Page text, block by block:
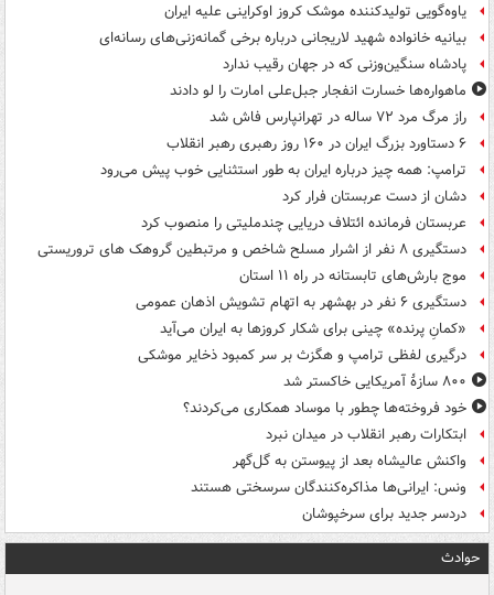
یاوه‌گویی تولیدکننده موشک کروز اوکراینی علیه ایران
بیانیه خانواده شهید لاریجانی درباره برخی گمانه‌زنی‌های رسانه‌ای
پادشاه سنگین‌وزنی که در جهان رقیب ندارد
ماهواره‌ها خسارت انفجار جبل‌علی امارت را لو دادند
راز مرگ مرد ۷۲ ساله در تهرانپارس فاش شد
۶ دستاورد بزرگ ایران در ۱۶۰ روز رهبری رهبر انقلاب
ترامپ: همه چیز درباره ایران به طور استثنایی خوب پیش می‌رود
دشان از دست عربستان فرار کرد
عربستان فرمانده ائتلاف دریایی چندملیتی را منصوب کرد
دستگیری ۸ نفر از اشرار مسلح شاخص و مرتبطین گروهک های تروریستی
موج بارش‌های تابستانه در راه ۱۱ استان
دستگیری ۶ نفر در بهشهر به اتهام تشویش اذهان عمومی
«کمانِ پرنده» چینی برای شکار کروزها به ایران می‌آید
درگیری لفظی ترامپ و هگزث بر سر کمبود ذخایر موشکی
۸۰۰ سازۀ آمریکایی خاکستر شد
خود فروخته‌ها چطور با موساد همکاری می‌کردند؟
ابتکارات رهبر انقلاب در میدان نبرد
واکنش عالیشاه بعد از پیوستن به گل‌گهر
ونس: ایرانی‌ها مذاکره‌کنندگان سرسختی هستند
دردسر جدید برای سرخپوشان
حوادث